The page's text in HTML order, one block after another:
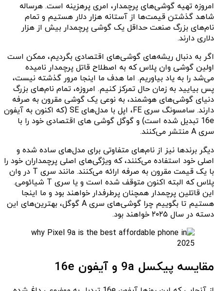
امروزه تهیه گوشی‌های پرچمدار، امری پرهزینه است. هرساله
شاهد گذشتن قیمت‌ها از آستانه هزار دلار هستیم و تمام
نام‌های بزرگ صنعت حداقل یک گوشی پرچمدار بیش از هزار
دلاری دارند.
اگر به دنبال ریشه‌های گوشی‌های اقتصادی بگردیم، ممکن است
اولین گوشی وان پلاس که به اصطلاح قاتل پرچمدار نامیده
می‌شد را به یاد بیاوریم. اما هدف ما اینجا مرور گذشته نیست،
پس بیایید به زمان حال تمرکز کنیم. امروزه، تمام نام‌های بزرگ
دنیای گوشی‌های هوشمند، به نوعی یک گوشی مقرون به صرفه
دارند. سامسونگ سری FE، اپل با مدل‌های SE (که اکنون به آیفون
16e تبدیل شده است) و گوگل گوشی های اقتصادی خود را با
سری A منتشر می‌کنند.
دیگر برند‌ها نیز از نام‌های متفاوتی برای مدل‌های ساده شده و
اصلی خود استفاده می‌کنند، که ویژگی‌های اصلی پرچمداران خود را
با یک قیمت مقرون به صرفه ارائه می‌کنند. مانند سری T در وان
پلاس که البته اکنون متوقف شده است و یا سری T شیائومی.
این قاتلین پرچمدار همچنان پرطرفدار خواهند بود و ما اینجا
هستیم تا بگوییم چرا گوشی‌های سری A گوگل، بهترین‌های این
دسته در سال ۲۰۲۵ خواهند بود.
مقایسه پیکسل 9a و آیفون 16e